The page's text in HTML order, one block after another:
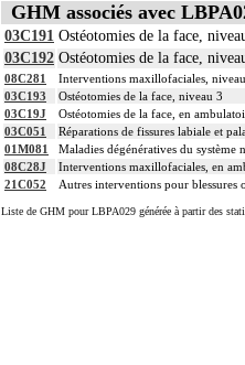
GHM associés avec
03C191 Ostéotomies de la face,
03C192 Ostéotomies de la face,
08C281
Interventions maxillofaciales,
03C193
Ostéotomies de la face, niveau 3
03C19J
Ostéotomies de la face, en
03C051
Réparations de fissures labiale et
01M081
Maladies dégénératives du système
08C28J
Interventions maxillofaciales, en
21C052
Autres interventions pour blessures
Liste de GHM pour LBPA029 générée à partir des